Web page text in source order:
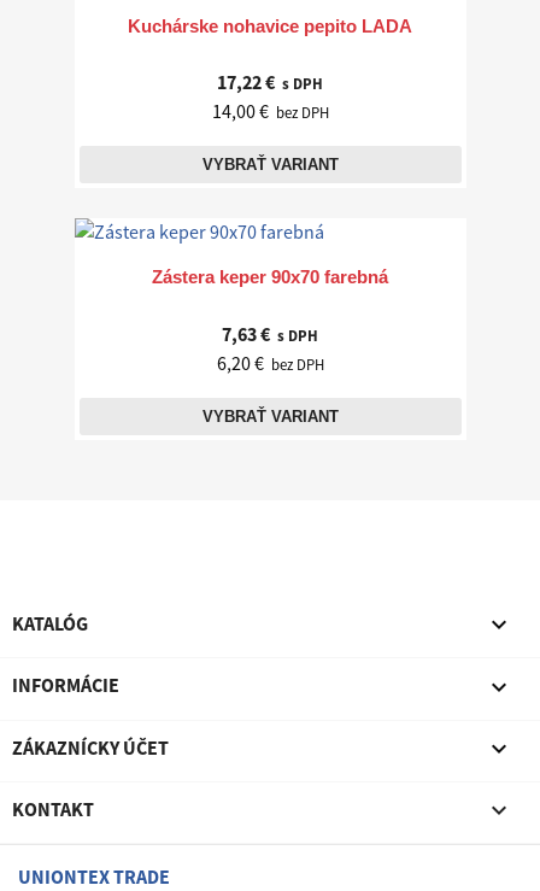
Kuchárske nohavice pepito LADA
17,22 € s DPH
14,00 € bez DPH
VYBRAŤ VARIANT
Zástera keper 90x70 farebná
7,63 € s DPH
6,20 € bez DPH
VYBRAŤ VARIANT
KATALÓG 
INFORMÁCIE 
ZÁKAZNÍCKY ÚČET 
KONTAKT 
UNIONTEX TRADE